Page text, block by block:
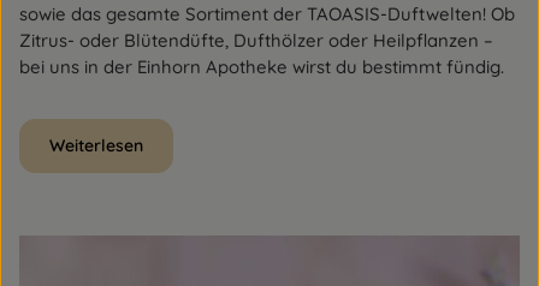
sowie das gesamte Sortiment der TAOASIS-Duftwelten! Ob
Zitrus- oder Blütendüfte, Dufthölzer oder Heilpflanzen –
bei uns in der Einhorn Apotheke wirst du bestimmt fündig.
Weiterlesen